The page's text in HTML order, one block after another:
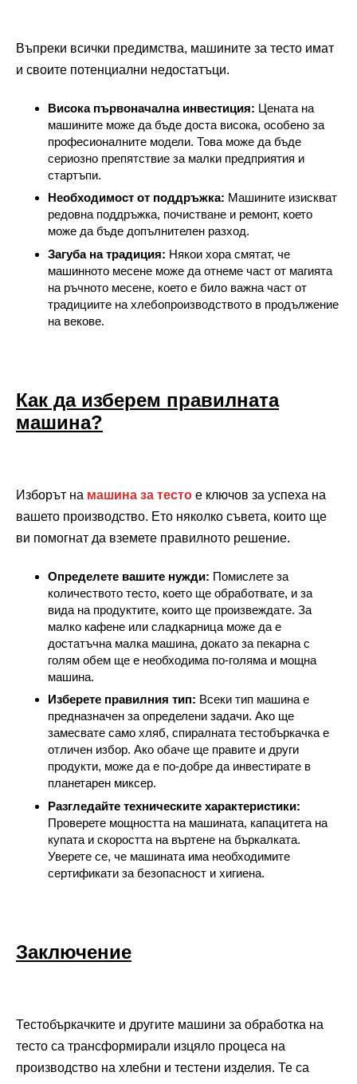
Въпреки всички предимства, машините за тесто имат
и своите потенциални недостатъци.
Висока първоначална инвестиция: Цената на
машините може да бъде доста висока, особено за
професионалните модели. Това може да бъде
сериозно препятствие за малки предприятия и
стартъпи.
Необходимост от поддръжка: Машините изискват
редовна поддръжка, почистване и ремонт, което
може да бъде допълнителен разход.
Загуба на традиция: Някои хора смятат, че
машинното месене може да отнеме част от магията
на ръчното месене, което е било важна част от
традициите на хлебопроизводството в продължение
на векове.
Как да изберем правилната
машина?
Изборът на машина за тесто е ключов за успеха на
вашето производство. Ето няколко съвета, които ще
ви помогнат да вземете правилното решение.
Определете вашите нужди: Помислете за
количеството тесто, което ще обработвате, и за
вида на продуктите, които ще произвеждате. За
малко кафене или сладкарница може да е
достатъчна малка машина, докато за пекарна с
голям обем ще е необходима по-голяма и мощна
машина.
Изберете правилния тип: Всеки тип машина е
предназначен за определени задачи. Ако ще
замесвате само хляб, спиралната тестобъркачка е
отличен избор. Ако обаче ще правите и други
продукти, може да е по-добре да инвестирате в
планетарен миксер.
Разгледайте техническите характеристики:
Проверете мощността на машината, капацитета на
купата и скоростта на въртене на бъркалката.
Уверете се, че машината има необходимите
сертификати за безопасност и хигиена.
Заключение
Тестобъркачките и другите машини за обработка на
тесто са трансформирали изцяло процеса на
производство на хлебни и тестени изделия. Те са